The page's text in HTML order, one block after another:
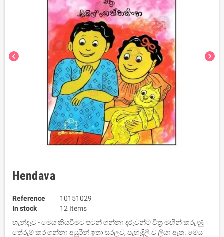
chevron_left chevron_right
Hendava
Reference
10151029
In stock
12 Items
හැන්දෑව - මෙය කියවීමට පටන් ගන්නා දරුවන්ට චිත්‍ර මඟින් කරුණු
තේරුම් කර ගන්නා අයුරින් ඉතා සරලව, පැහැදිලි ව ලියා ඇත. මෙය